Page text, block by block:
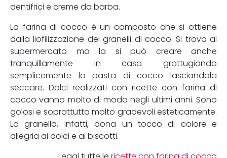
dentifrici e creme da barba.
La farina di cocco è un composto che si ottiene
dalla liofilizzazione dei granelli di cocco. Si trova al
supermercato ma la si può creare anche
tranquillamente in casa grattugiando
semplicemente la pasta di cocco lasciandola
seccare. Dolci realizzati con ricette con farina di
cocco vanno molto di moda negli ultimi anni. Sono
golosi e soprattutto molto gradevoli esteticamente.
La granella, infatti, dona un tocco di colore e
allegria ai dolci e ai biscotti.